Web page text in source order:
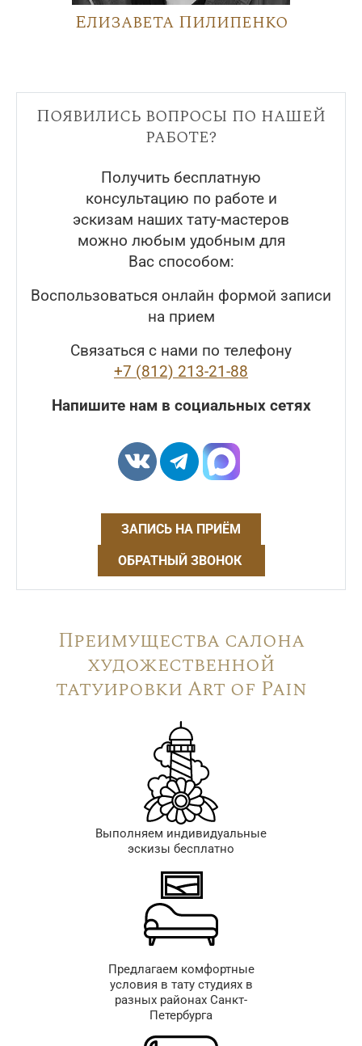
Елизавета Пилипенко
Появились вопросы по нашей
работе?
Получить бесплатную
консультацию по работе и
эскизам наших тату-мастеров
можно любым удобным для
Вас способом:
Воспользоваться онлайн формой записи
на прием
Связаться с нами по телефону
+7 (812) 213-21-88
Напишите нам в социальных сетях
ЗАПИСЬ НА ПРИЁМ
ОБРАТНЫЙ ЗВОНОК
Преимущества салона
художественной
татуировки Art of Pain
Выполняем индивидуальные
эскизы бесплатно
Предлагаем комфортные
условия в тату студиях в
разных районах Санкт-
Петербурга